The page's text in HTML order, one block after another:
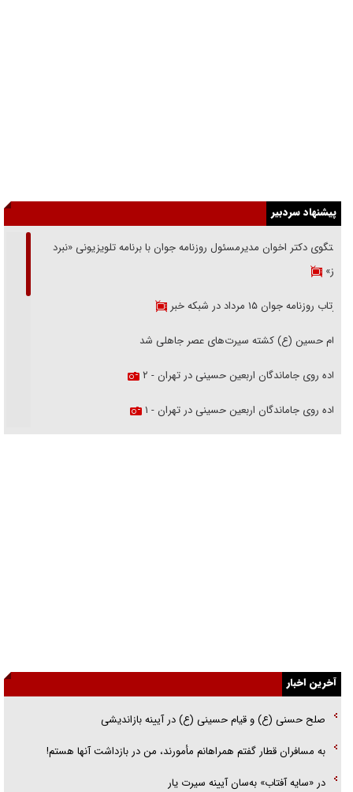
پیشنهاد سردبیر
گفتگوی دکتر اخوان مدیرمسئول روزنامه جوان با برنامه تلویزیونی «نبرد
هرمز»
بازتاب روزنامه جوان ۱۵ مرداد در شبکه خبر
امام حسین (ع) کشته سیرت‌های عصر جاهلی شد
پیاده روی جاماندگان اربعین حسینی در تهران - ۲
پیاده روی جاماندگان اربعین حسینی در تهران - ۱
گفت‌وگو با خواهر یکی از شهدای جنگ رمضان/ خواهرم فرمانده جهادی و
اهل خدمت بی‌منت بود
جزئیات شکنجه‌هایم فراتر از آن است که در بیان بگنجد!
گزارش «جوان» از قوانین سخت‌گیرانه ۶ قاره در برابر یورش به پاسگاه‌های
آخرین اخبار
صلح حسنی (ع) و قیام حسینی (ع) در آیینه بازاندیشی
به مسافران قطار گفتم همراهانم مأمورند، من در بازداشت آنها هستم!
در «سایه آفتاب» به‌سان آیینه سیرت یار